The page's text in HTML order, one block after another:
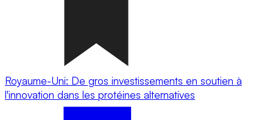
Royaume-Uni: De gros investissements en soutien à
l'innovation dans les protéines alternatives